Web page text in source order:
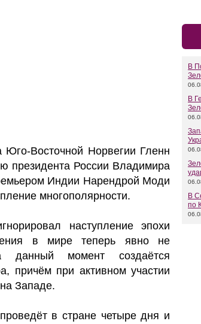
Восточной Норвегии Гленн
президента России Владимира
Индии Нарендрой Моди
многополярности.
наступление эпохи
в мире теперь явно не
момент создаётся
причём при активном участии
Западе.
в стране четыре дня и
В
В
В
по